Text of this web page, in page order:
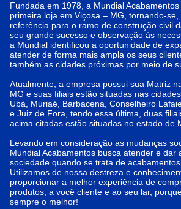
Fundada em 1978, a Mundial
primeira loja em Viçosa – MG, tornando-
referência para o ramo de construção civil
seu grande sucesso e observação às
a Mundial identificou a oportunidade de
atender de forma mais ampla os seus
também as cidades próximas por meio de
Atualmente, a empresa possui sua Matriz
MG e suas filiais estão situadas nas
Ubá, Muriaé, Barbacena, Conselheiro
e Juiz de Fora, tendo essa última, duas
acima citadas estão situadas no estado de
Levando em consideração as mudanças
Mundial Acabamentos busca atender e dar
sociedade quando se trata de
Utilizamos de nossa destreza e
proporcionar a melhor experiência de
produtos, a você cliente e ao seu lar,
sempre o melhor!